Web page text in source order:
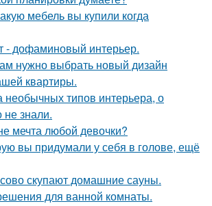
мебель вы купили когда
- дофаминовый интерьер.
нужно выбрать новый дизайн
квартиры.
типов интерьера, о
не знали.
мечта любой девочки?
вы придумали у себя в голове, ещё
скупают домашние сауны.
для ванной комнаты.